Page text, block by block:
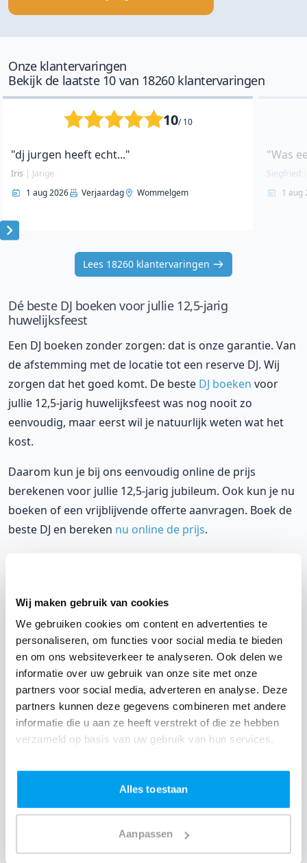
Wij maken gebruik van cookies
We gebruiken cookies om content en advertenties te
personaliseren, om functies voor social media te bieden
en om ons websiteverkeer te analyseren. Ook delen we
informatie over uw gebruik van onze site met onze
partners voor social media, adverteren en analyse. Deze
partners kunnen deze gegevens combineren met andere
informatie die u aan ze heeft verstrekt of die ze hebben
verzameld op basis van uw gebruik van hun services.
Alles toestaan
Aanpassen
Onze klantervaringen
Bekijk de laatste 10 van 18260 klantervaringen
10/ 10
"dj jurgen heeft echt..."
Iris | Jarige
1 aug 2026
Verjaardag Wommelgem
"Was
Siegfried
1 aug
Item
Lees 18260 klantervaringen
Dé beste DJ boeken voor jullie 12,5-jarig
huwelijksfeest
Een DJ boeken zonder zorgen: dat is onze garantie. Van
de afstemming met de locatie tot een reserve DJ. Wij
zorgen dat het goed komt. De beste DJ boeken voor
jullie 12,5-jarig huwelijksfeest was nog nooit zo
eenvoudig, maar eerst wil je natuurlijk weten wat het
kost.
Daarom kun je bij ons eenvoudig online de prijs
berekenen voor jullie 12,5-jarig jubileum. Ook kun je nu
boeken of een vrijblijvende offerte aanvragen. Boek de
beste DJ en bereken nu online de prijs.
Bekijk onze werkwijze: 100% match met jouw DJ
Aankomende feesten
Datum Feesttype Plaats
vrijdag 7 aug 2026 feest Mol
trouwfeest